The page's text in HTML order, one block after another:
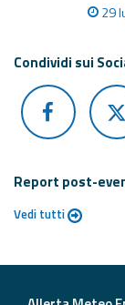
29
Condividi sui
Report post-
Vedi tutti